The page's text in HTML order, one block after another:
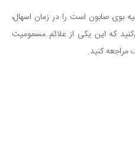
بوی صابون است را در زمان اسهال،
که این یکی از علائم مسمومیت
مراجعه کنید.